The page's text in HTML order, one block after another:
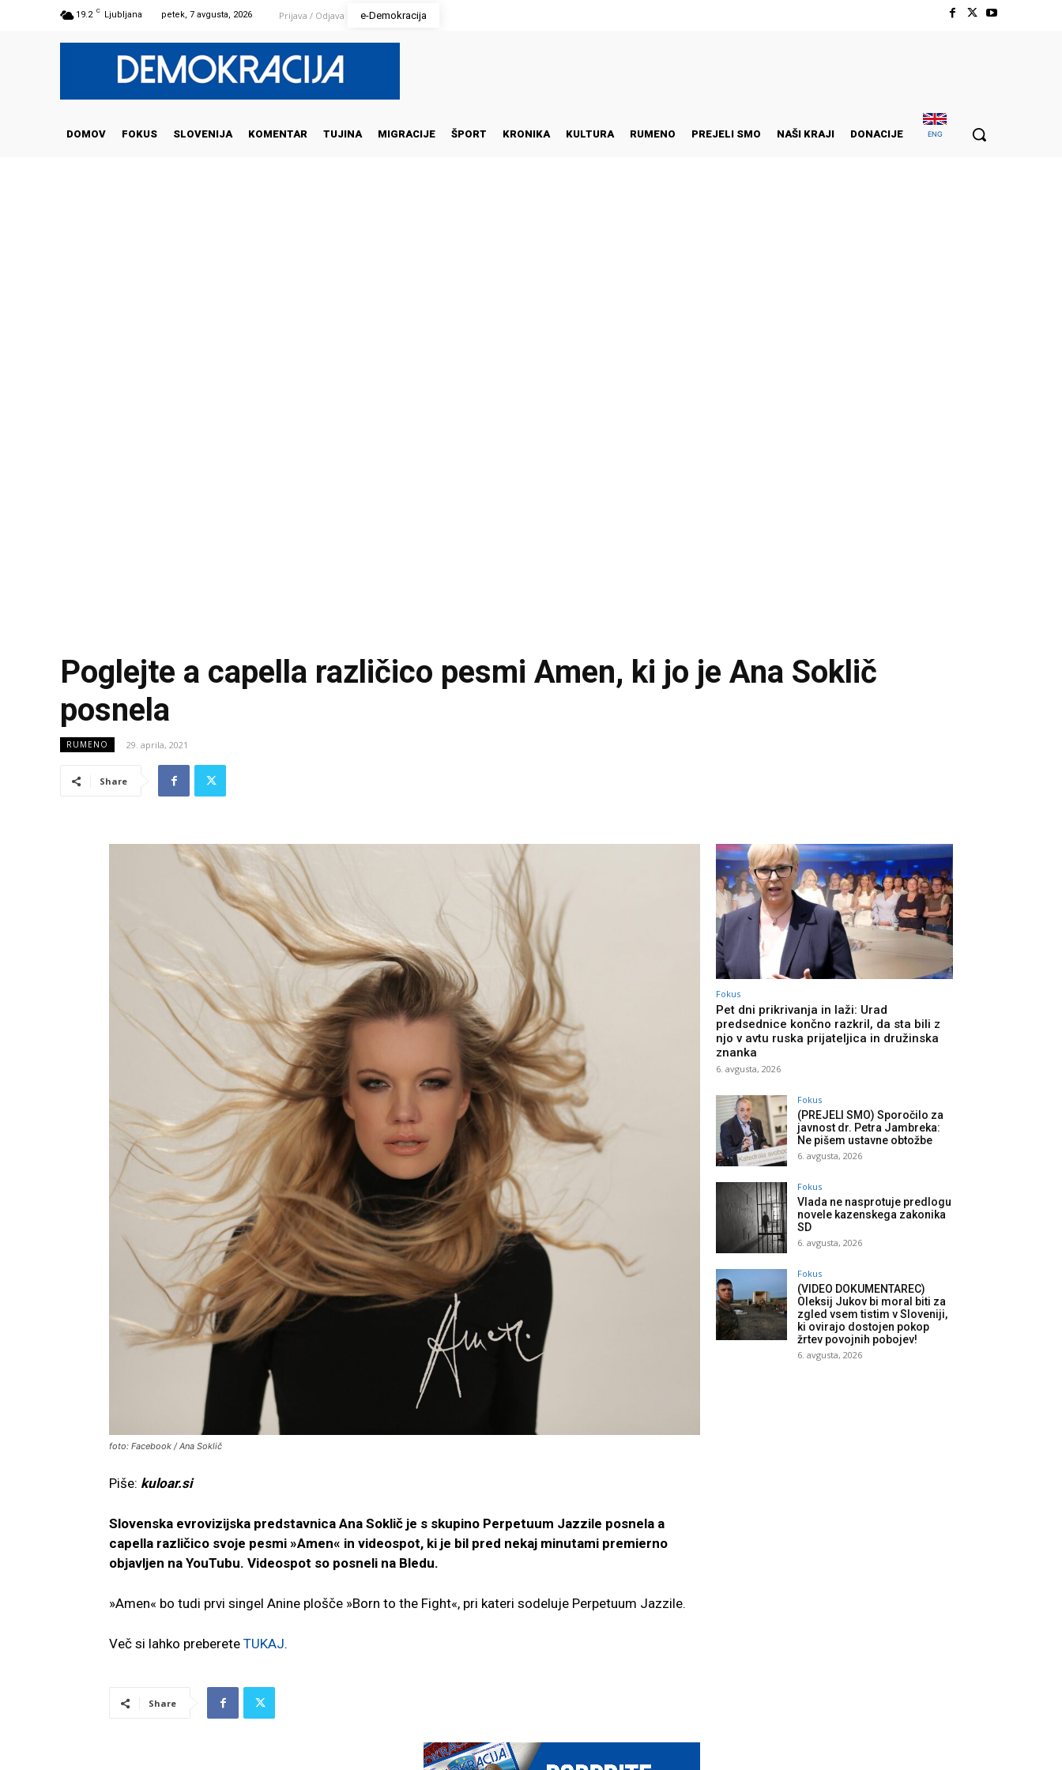
19.2 C Ljubljana petek, 7 avgusta, 2026 Prijava / Odjava e-Demokracija
DOMOV FOKUS SLOVENIJA KOMENTAR TUJINA MIGRACIJE ŠPORT KRONIKA KULTURA RUMENO PREJELI SMO NAŠI KRAJI DONACIJE ENG
Poglejte a capella različico pesmi Amen, ki jo je Ana Soklič
posnela
RUMENO 29. aprila, 2021
Share
foto: Facebook / Ana Soklič
Piše: kuloar.si
Slovenska evrovizijska predstavnica Ana Soklič je s skupino Perpetuum Jazzile posnela a
capella različico svoje pesmi »Amen« in videospot, ki je bil pred nekaj minutami premierno
objavljen na YouTubu. Videospot so posneli na Bledu.
»Amen« bo tudi prvi singel Anine plošče »Born to the Fight«, pri kateri sodeluje Perpetuum Jazzile.
Več si lahko preberete TUKAJ.
Share
Fokus
Pet dni prikrivanja in laži: Urad
predsednice končno razkril, da sta bili z
njo v avtu ruska prijateljica in družinska
znanka
6. avgusta, 2026
Fokus
(PREJELI SMO) Sporočilo za
javnost dr. Petra Jambreka:
Ne pišem ustavne obtožbe
6. avgusta, 2026
Fokus
Vlada ne nasprotuje predlogu
novele kazenskega zakonika
SD
6. avgusta, 2026
Fokus
(VIDEO DOKUMENTAREC)
Oleksij Jukov bi moral biti za
zgled vsem tistim v Sloveniji,
ki ovirajo dostojen pokop
žrtev povojnih pobojev!
6. avgusta, 2026